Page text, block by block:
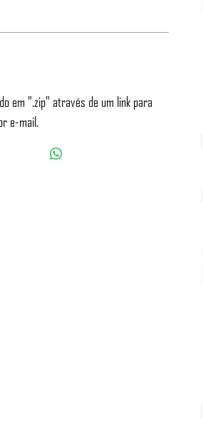
em ".zip" através de um link para
e-mail.